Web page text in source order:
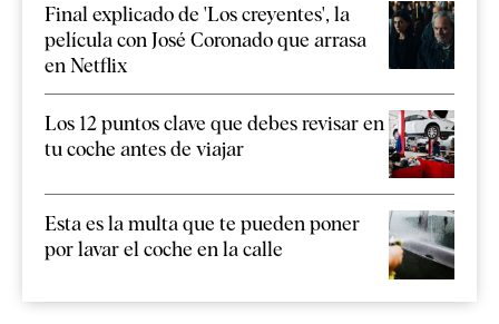
Final explicado de 'Los creyentes', la
película con José Coronado que arrasa
en Netflix
Los 12 puntos clave que debes revisar en
tu coche antes de viajar
Esta es la multa que te pueden poner
por lavar el coche en la calle